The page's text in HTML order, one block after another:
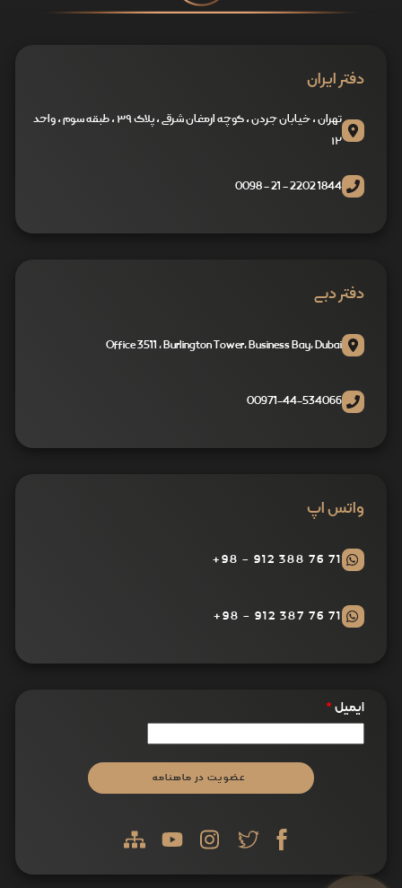
دفتر ایران
تهران ، خیابان جردن ، کوچه ارمغان شرقی ، پلاک ۳۹ ، طبقه سوم ، واحد
۱۲
1844 2202 - 21 - 0098
دفتر دبی
Office 3511 , Burlington Tower, Business Bay, Dubai
00971-44-534066
واتس اپ
71 76 388 912 - 98+
71 76 387 912 - 98+
ایمیل *
عضویت در ماهنامه